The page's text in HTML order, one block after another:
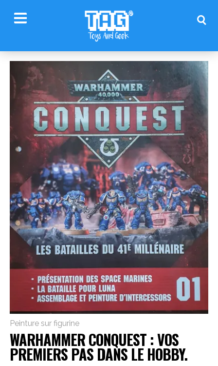
Peinture sur figurine
WARHAMMER CONQUEST : VOS
PREMIERS PAS DANS LE HOBBY.